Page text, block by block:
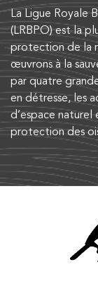
La Ligue Royale
(LRBPO) est la
protection de la
œuvrons à la
par quatre
en détresse, les
d’espace naturel
protection des